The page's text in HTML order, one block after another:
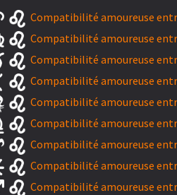
Compatibilité amoureuse
Compatibilité amoureuse
Compatibilité amoureuse
Compatibilité amoureuse
Compatibilité amoureuse
Compatibilité amoureuse
Compatibilité amoureuse
Compatibilité amoureuse
Compatibilité amoureuse